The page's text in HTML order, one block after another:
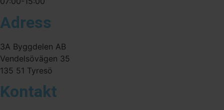
Adress
3A Byggdelen AB
Vendelsövägen 35
135 51 Tyresö
Kontakt